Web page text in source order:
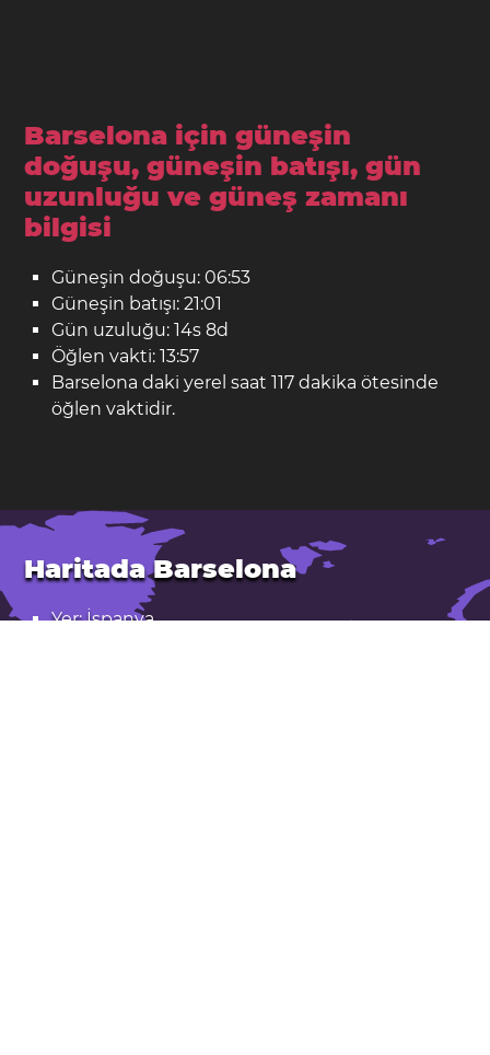
Barselona için güneşin
doğuşu, güneşin batışı, gün
uzunluğu ve güneş zamanı
bilgisi
Güneşin doğuşu: 06:53
Güneşin batışı: 21:01
Gün uzuluğu: 14s 8d
Öğlen vakti: 13:57
Barselona daki yerel saat 117 dakika ötesinde
öğlen vaktidir.
Haritada Barselona
Yer: İspanya